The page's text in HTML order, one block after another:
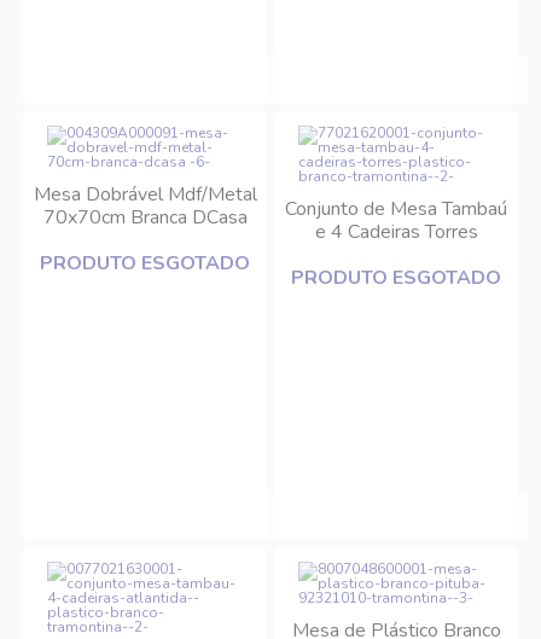
Mesa Dobrável Mdf/Metal
70x70cm Branca DCasa
PRODUTO ESGOTADO
Conjunto de Mesa Tambaú
e 4 Cadeiras Torres
Tramontina
PRODUTO ESGOTADO
Mesa de Plástico Branco